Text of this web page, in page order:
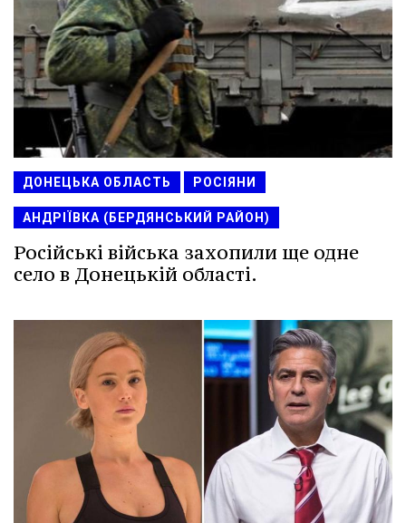
ДОНЕЦЬКА ОБЛАСТЬ РОСІЯНИ
АНДРІЇВКА (БЕРДЯНСЬКИЙ РАЙОН)
Російські війська захопили ще одне
село в Донецькій області.